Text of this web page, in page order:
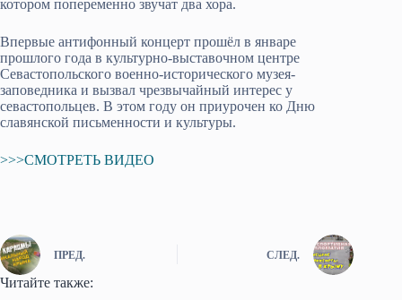
котором попеременно звучат два хора.
Впервые антифонный концерт прошёл в январе
прошлого года в культурно-выставочном центре
Севастопольского военно-исторического музея-
заповедника и вызвал чрезвычайный интерес у
севастопольцев. В этом году он приурочен ко Дню
славянской письменности и культуры.
>>>СМОТРЕТЬ ВИДЕО
ПРЕД. СЛЕД.
Читайте также: